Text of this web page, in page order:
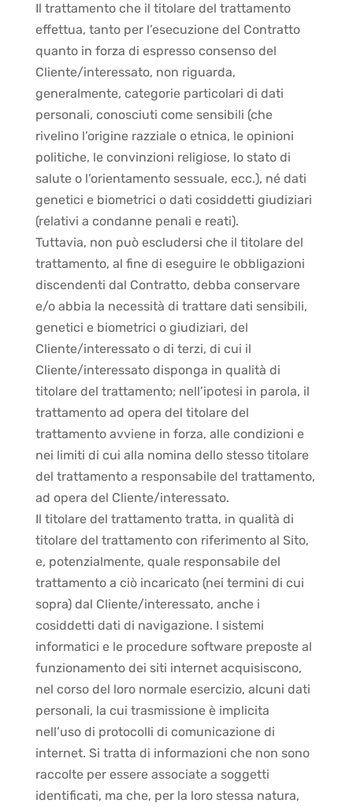
Il trattamento che il titolare del trattamento
effettua, tanto per l’esecuzione del Contratto
quanto in forza di espresso consenso del
Cliente/interessato, non riguarda,
generalmente, categorie particolari di dati
personali, conosciuti come sensibili (che
rivelino l’origine razziale o etnica, le opinioni
politiche, le convinzioni religiose, lo stato di
salute o l’orientamento sessuale, ecc.), né dati
genetici e biometrici o dati cosiddetti giudiziari
(relativi a condanne penali e reati).
Tuttavia, non può escludersi che il titolare del
trattamento, al fine di eseguire le obbligazioni
discendenti dal Contratto, debba conservare
e/o abbia la necessità di trattare dati sensibili,
genetici e biometrici o giudiziari, del
Cliente/interessato o di terzi, di cui il
Cliente/interessato disponga in qualità di
titolare del trattamento; nell’ipotesi in parola, il
trattamento ad opera del titolare del
trattamento avviene in forza, alle condizioni e
nei limiti di cui alla nomina dello stesso titolare
del trattamento a responsabile del trattamento,
ad opera del Cliente/interessato.
Il titolare del trattamento tratta, in qualità di
titolare del trattamento con riferimento al Sito,
e, potenzialmente, quale responsabile del
trattamento a ciò incaricato (nei termini di cui
sopra) dal Cliente/interessato, anche i
cosiddetti dati di navigazione. I sistemi
informatici e le procedure software preposte al
funzionamento dei siti internet acquisiscono,
nel corso del loro normale esercizio, alcuni dati
personali, la cui trasmissione è implicita
nell’uso di protocolli di comunicazione di
internet. Si tratta di informazioni che non sono
raccolte per essere associate a soggetti
identificati, ma che, per la loro stessa natura,